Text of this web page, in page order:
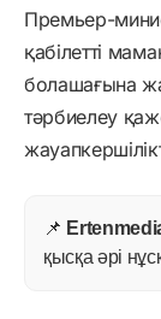
Премьер-
қабілетті
болашағына
тәрбиелеу
📌
қысқа әрі